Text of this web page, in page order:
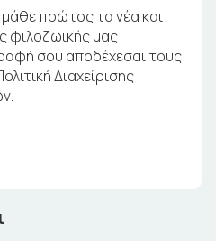
πρώτος τα νέα και
φιλοζωικής μας
σου αποδέχεσαι τους
Διαχείρισης